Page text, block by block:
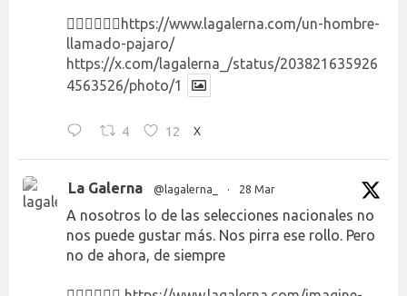
👉🏻👉🏻👉🏻 https://www.lagalerna.com/un-hombre-
llamado-pajaro/
https://x.com/lagalerna_/status/203821635926
4563526/photo/1
4 12 X
La Galerna @lagalerna_ · 28 Mar
A nosotros lo de las selecciones nacionales no
nos puede gustar más. Nos pirra ese rollo. Pero
no de ahora, de siempre